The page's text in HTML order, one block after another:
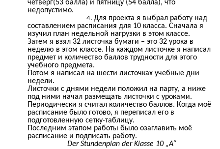
четверг(53 балла) и пятницу (54 балла), что
недопустимо.
Для проекта я выбрал работу над
составлением расписания для 10 класса. Сначала я
изучил план недельной нагрузки в этом классе.
Затем я взял 32 листочка бумаги – это 32 урока в
неделю в этом классе. На каждом листочке я написал
предмет и количество баллов трудности для этого
учебного предмета.
Потом я написал на шести листочках учебные дни
недели.
Листочки с днями недели положил на парту, а ниже
под ними начал размещать листочки с уроками.
Периодически я считал количество баллов. Когда моё
расписание было готово, я переписал его в
подготовленную сетку-таблицу.
Последним этапом работы было озаглавить моё
расписание и подписать работу.
Der Stundenplan der Klasse 10 „A“